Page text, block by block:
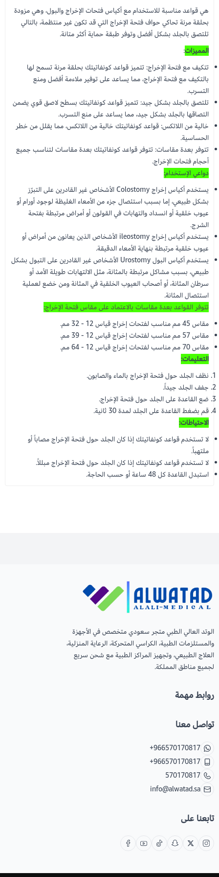
هي قواعد مناسبة للاستخدام مع أكياس فتحات الإخراج والبول، وهي مزودة
بحلقة مرنة تحاكي حواف فتحة الإخراج التي قد تكون غير منتظمة، بالتالي
تلتصق بالجلد بشكل أفضل وتوفر طبقة حماية أكثر متانة.
المميزات:
تتكيف مع فتحة الإخراج: تتميز قواعد كونفاتيتك بحلقة مرنة تسمح لها
بالتكيف مع فتحة الإخراج، مما يساعد على توفير ملاءمة أفضل ومنع
التسرب.
تلتصق بالجلد بشكل جيد: تتميز قواعد كونفاتيتك بسطح لاصق قوي يضمن
التصاقها بالجلد بشكل جيد، مما يساعد على منع التسرب.
خالية من اللاتكس: قواعد كونفاتيتك خالية من اللاتكس، مما يقلل من خطر
الحساسية.
تتوفر بعدة مقاسات: تتوفر قواعد كونفاتيتك بعدة مقاسات لتناسب جميع
أحجام فتحات الإخراج.
دواعي الإستخدام:
يستخدم أكياس إخراج Colostomy الأشخاص غير القادرين على التبرّز
بشكل طبيعي، إما بسبب استئصال جزء من الأمعاء الغليظة لوجود أورام أو
عيوب خلقية أو انسداد والتهابات في القولون أو أمراض مرتبطة بفتحة
الشرج.
يستخدم أكياس إخراج ileostomy الأشخاص الذين يعانون من أمراض أو
عيوب خلقية مرتبطة بنهاية الأمعاء الدقيقة.
يستخدم أكياس البول Urostomy الأشخاص غير القادرين على التبول بشكل
طبيعي، بسبب مشاكل مرتبطة بالمثانة، مثل الالتهابات طويلة الأمد أو
سرطان المثانة، أو أصحاب العيوب الخلقية في المثانة ومن خضع لعملية
استئصال المثانة.
تتوفر القواعد بعدة مقاسات بالاعتماد على مقاس فتحة الإخراج:
مقاس 45 مم مناسب لفتحات إخراج قياس 12 - 32 مم.
مقاس 57 مم مناسب لفتحات إخراج قياس 12 - 39 مم.
مقاس 70 مم مناسب لفتحات إخراج قياس 12 - 64 مم.
التعليمات:
نظف الجلد حول فتحة الإخراج بالماء والصابون.
جفف الجلد جيداً.
ضع القاعدة على الجلد حول فتحة الإخراج.
قم بضغط القاعدة على الجلد لمدة 30 ثانية.
الاحتياطات:
لا تستخدم قواعد كونفاتيتك إذا كان الجلد حول فتحة الإخراج مصاباً أو
ملتهباً.
لا تستخدم قواعد كونفاتيتك إذا كان الجلد حول فتحة الإخراج مبللاً.
استبدل القاعدة كل 48 ساعة أو حسب الحاجة.
الوتد العالي الطبي متجر سعودي متخصص في الأجهزة
والمستلزمات الطبية، الكراسي المتحركة، الرعاية المنزلية،
العلاج الطبيعي، وتجهيز المراكز الطبية مع شحن سريع
لجميع مناطق المملكة.
روابط مهمة
تواصل معنا
+966570170817
+966570170817
570170817
info@alwatad.sa
تابعنا على